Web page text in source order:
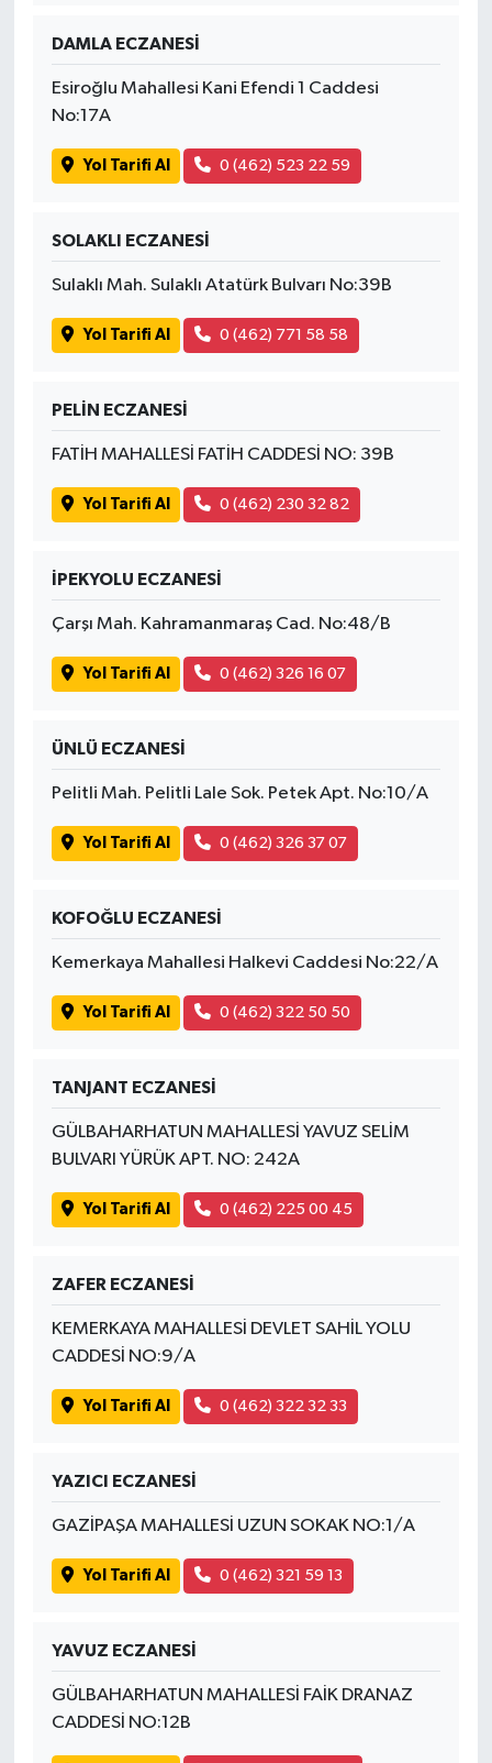
DAMLA ECZANESİ
Esiroğlu Mahallesi Kani Efendi 1 Caddesi
No:17A
Yol Tarifi Al 0 (462) 523 22 59
SOLAKLI ECZANESİ
Sulaklı Mah. Sulaklı Atatürk Bulvarı No:39B
Yol Tarifi Al 0 (462) 771 58 58
PELİN ECZANESİ
FATİH MAHALLESİ FATİH CADDESİ NO: 39B
Yol Tarifi Al 0 (462) 230 32 82
İPEKYOLU ECZANESİ
Çarşı Mah. Kahramanmaraş Cad. No:48/B
Yol Tarifi Al 0 (462) 326 16 07
ÜNLÜ ECZANESİ
Pelitli Mah. Pelitli Lale Sok. Petek Apt. No:10/A
Yol Tarifi Al 0 (462) 326 37 07
KOFOĞLU ECZANESİ
Kemerkaya Mahallesi Halkevi Caddesi No:22/A
Yol Tarifi Al 0 (462) 322 50 50
TANJANT ECZANESİ
GÜLBAHARHATUN MAHALLESİ YAVUZ SELİM
BULVARI YÜRÜK APT. NO: 242A
Yol Tarifi Al 0 (462) 225 00 45
ZAFER ECZANESİ
KEMERKAYA MAHALLESİ DEVLET SAHİL YOLU
CADDESİ NO:9/A
Yol Tarifi Al 0 (462) 322 32 33
YAZICI ECZANESİ
GAZİPAŞA MAHALLESİ UZUN SOKAK NO:1/A
Yol Tarifi Al 0 (462) 321 59 13
YAVUZ ECZANESİ
GÜLBAHARHATUN MAHALLESİ FAİK DRANAZ
CADDESİ NO:12B